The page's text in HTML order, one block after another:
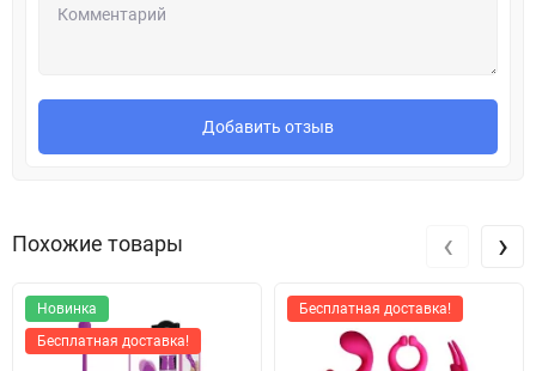
Добавить отзыв
Похожие товары
Новинка
Бесплатная доставка!
Бесплатная доставка!
‹ ›